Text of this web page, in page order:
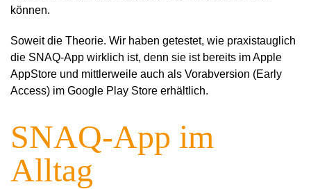
können.
Soweit die Theorie. Wir haben getestet, wie praxistauglich
die SNAQ-App wirklich ist, denn sie ist bereits im Apple
AppStore und mittlerweile auch als Vorabversion (Early
Access) im Google Play Store erhältlich.
SNAQ-App im
Alltag